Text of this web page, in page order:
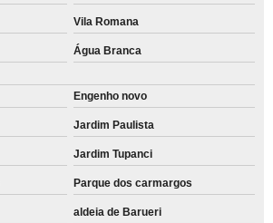
Vila Romana
Água Branca
Engenho novo
Jardim Paulista
Jardim Tupanci
Parque dos carmargos
aldeia de Barueri